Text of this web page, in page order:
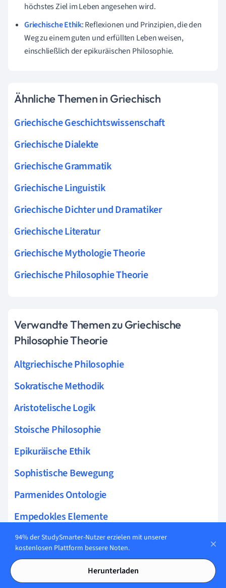
höchstes Ziel im Leben angesehen wird.
Griechische Ethik: Reflexionen und Prinzipien, die den
Weg zu einem guten und erfüllten Leben weisen,
einschließlich der epikuräischen Philosophie.
Ähnliche Themen in Griechisch
Griechische Geschichtswissenschaft
Griechische Dialekte
Griechische Grammatik
Griechische Linguistik
Griechische Dichter und Dramatiker
Griechische Literatur
Griechische Mythologie Theorie
Griechische Philosophie Theorie
Verwandte Themen zu Griechische
Philosophie Theorie
Altgriechische Philosophie
Sokratische Methodik
Aristotelische Logik
Stoische Philosophie
Epikuräische Ethik
Sophistische Bewegung
Parmenides Ontologie
Empedokles Elemente
Zenons Paradoxien
Sokrates Apologie
Demokrits Atomtheorie
94% der StudySmarter-Nutzer erzielen mit unserer
kostenlosen Plattform bessere Noten.
Herunterladen